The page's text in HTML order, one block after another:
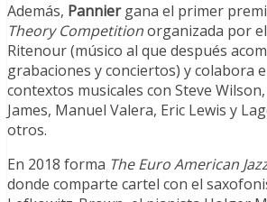
Además, Panniergana el primer
Theory Competitionorganizada por
Ritenour (músico al que después
grabaciones y conciertos) y colabora
contextos musicales con Steve
James, Manuel Valera, Eric Lewis y
otros.
En 2018 forma The Euro American
donde comparte cartel con el